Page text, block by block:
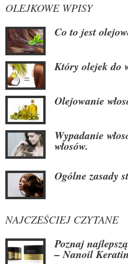
OLEJKOWE WPISY
Co to jest
Który olejek do
Olejowanie
Wypadanie
włosów.
Ogólne zasady
NAJCZEŚCIEJ CZYTANE
Poznaj
– Nanoil